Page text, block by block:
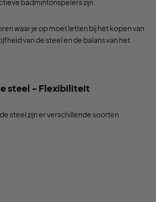
badmintonspelers zijn.
waar je op moet letten bij het kopen van
van de steel en de balans van het
steel - Flexibiliteit
steel zijn er verschillende soorten